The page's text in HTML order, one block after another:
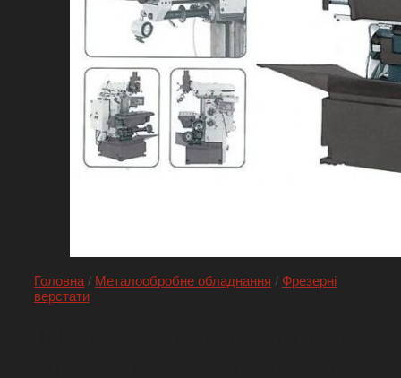
Головна / Металообробне обладнання / Фрезерні
верстати